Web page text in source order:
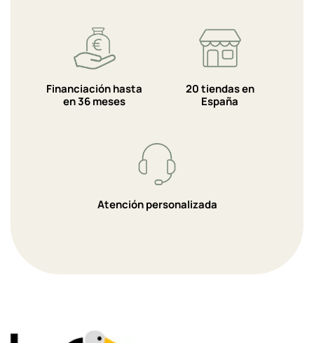
Financiación hasta
en 36 meses
20 tiendas en
España
Atención personalizada